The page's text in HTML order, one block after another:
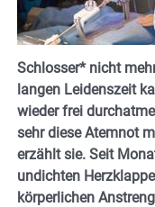
Schlosser* nicht
langen Leidenszeit
wieder frei
sehr diese Atemnot
erzählt sie. Seit
undichten
körperlichen